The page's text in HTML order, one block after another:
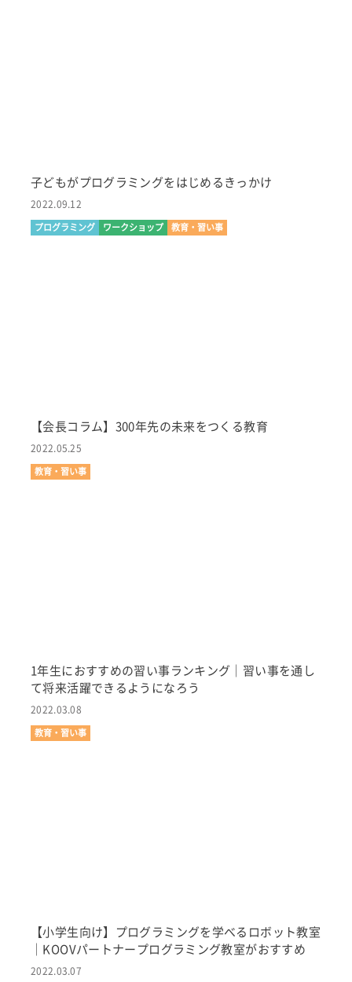
子どもがプログラミングをはじめるきっかけ
2022.09.12
プログラミング ワークショップ 教育・習い事
【会長コラム】300年先の未来をつくる教育
2022.05.25
教育・習い事
1年生におすすめの習い事ランキング｜習い事を通し
て将来活躍できるようになろう
2022.03.08
教育・習い事
【小学生向け】プログラミングを学べるロボット教室
｜KOOVパートナープログラミング教室がおすすめ
2022.03.07